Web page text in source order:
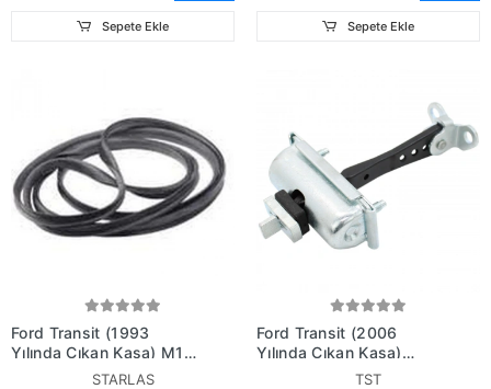
Sepete Ekle Sepete Ekle
Ford Transit (1993
Yılında Çıkan Kasa) M12
M15 Çerçeve Cam
STARLAS
Ford Transit (2006
Yılında Çıkan Kasa)
V347 Ön Kapı Gergisi
TST